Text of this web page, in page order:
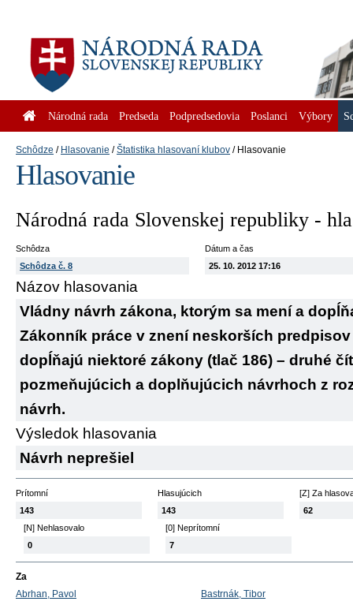
Národná rada Predseda Podpredsedovia Poslanci Výbory
Schôdze Hlasovanie Štatistika hlasovaní klubov Hlasovanie
Hlasovanie
Národná rada Slovenskej republiky -
Schôdza
Schôdza č. 8
Dátum a čas
25. 10. 2012 17:16
Názov hlasovania
Vládny návrh zákona, ktorým sa mení a
Zákonník práce v znení neskorších
dopĺňajú niektoré zákony (tlač 186) – druhé
pozmeňujúcich a doplňujúcich návrhoch z
návrh.
Výsledok hlasovania
Návrh neprešiel
Prítomní
143
Hlasujúcich
143
[Z] Za
62
[N] Nehlasovalo
0
[0] Neprítomní
7
Za
Abrhan, Pavol
Bastrnák, Tibor